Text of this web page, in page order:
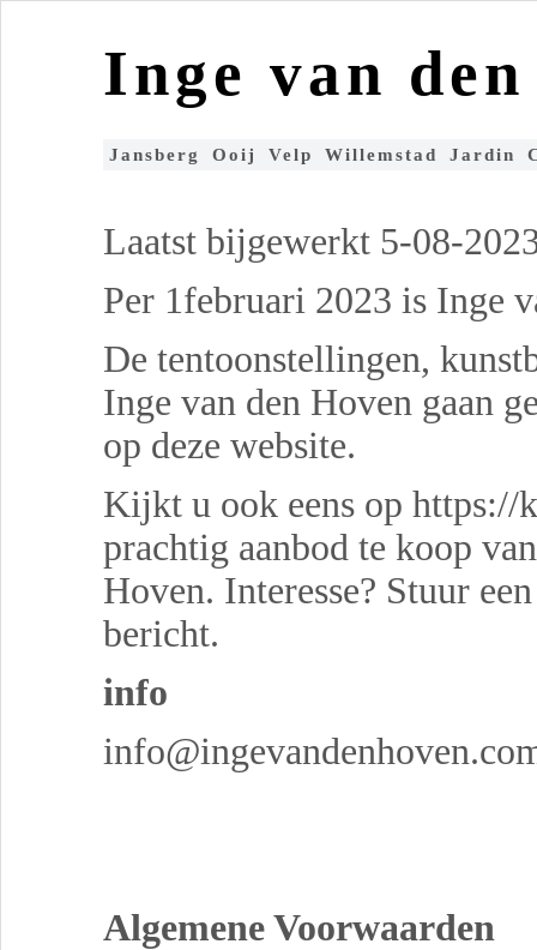
Inge van
Jansberg Ooij Velp Willemstad Jardin
Laatst bijgewerkt 5-08-
Per 1februari 2023 is Inge
De tentoonstellingen,
Inge van den Hoven gaan
op deze website.
Kijkt u ook eens op https://
prachtig aanbod te koop
Hoven. Interesse? Stuur
bericht.
info
Algemene Voorwaarden